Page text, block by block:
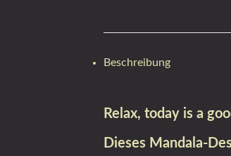
Beschreibung
Relax, today is a
Dieses Mandala-